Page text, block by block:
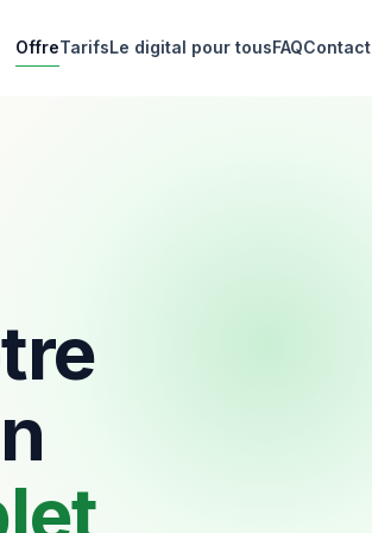
OffreTarifsLe digital pour tousFAQContact